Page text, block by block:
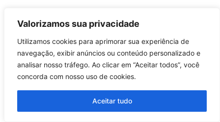
Valorizamos sua privacidade
Utilizamos cookies para aprimorar sua experiência de
navegação, exibir anúncios ou conteúdo personalizado e
analisar nosso tráfego. Ao clicar em “Aceitar todos”, você
concorda com nosso uso de cookies.
Aceitar tudo